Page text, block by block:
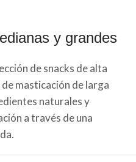
y grandes
de snacks de alta
masticación de larga
naturales y
a través de una